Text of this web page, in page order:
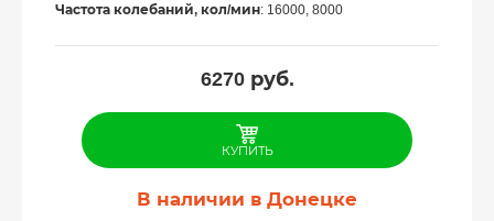
Частота колебаний, кол/мин: 16000, 8000
6270руб.
КУПИТЬ
В наличии в Донецке